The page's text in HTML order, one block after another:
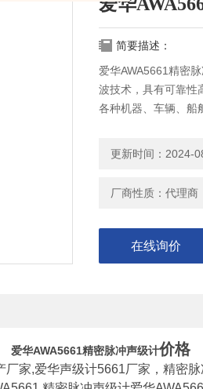
简要描述：
爱华AWA5661精密
波技术，具有可靠性
各种机器、车辆、船
更新时间：2024-
厂商性质：代理商
在线询价
爱华AWA5661精密脉冲声级计价格
厂家,爱华声级计5661厂家，精密